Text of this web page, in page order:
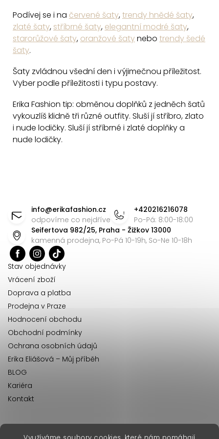
Podívej se i na červené šaty,trendy hnědé šaty,
zlaté šaty, stříbrné šaty, elegantní modré šaty,
starorůžové šaty, oranžové šatynebo trendy šedé
šaty.
Šaty zvládnou všední den i výjimečnou příležitost.
Vyber podle příležitosti i typu postavy.
Erika Fashion tip: obměnou doplňků z jedněch šatů
vykouzlíš klidně tři různé outfity. Sluší jí stříbro, zlato
i nude lodičky. Sluší jí stříbrné i zlaté doplňky a
nude lodičky.
info@erikafashion.cz
odpovíme co nejdříve
+420216216078
Po-Pá: 8:00-18:00
Seifertova 982/25, Praha - Žižkov 13000
kamenná prodejna, Po-Pá 10-19h, So-Ne 10-18h
Stav objednávky
Vrácení zboží
Doprava a platba
Prodejna v Praze
Hodnocení obchodu
Obchodní podmínky
Ochrana osobních údajů
Erika Eliášová – Můj příběh
BLOG
Kariéra
Kontakt